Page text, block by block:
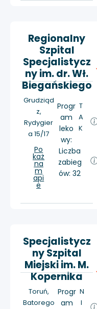
Regionalny
Szpital
Specjalistycz
ny im. dr. Wł.
Biegańskiego
Grudziąd
z,
Rydygier
a 15/17
Po
każ
na
m
api
e
Progr
am
leko
wy:
T
A
K
Liczba
zabieg
ów: 32
Specjalistycz
ny Szpital
Miejski im. M.
Kopernika
Toruń,
Batorego
Progr
am
N
I